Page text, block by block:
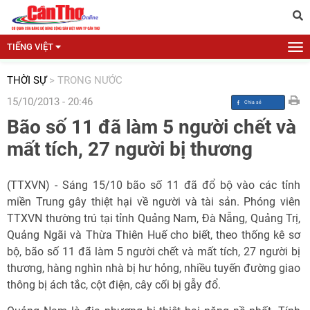
TIẾNG VIỆT
THỜI SỰ > TRONG NƯỚC
15/10/2013 - 20:46
Bão số 11 đã làm 5 người chết và
mất tích, 27 người bị thương
(TTXVN) - Sáng 15/10 bão số 11 đã đổ bộ vào các tỉnh
miền Trung gây thiệt hại về người và tài sản. Phóng viên
TTXVN thường trú tại tỉnh Quảng Nam, Đà Nẵng, Quảng Trị,
Quảng Ngãi và Thừa Thiên Huế cho biết, theo thống kê sơ
bộ, bão số 11 đã làm 5 người chết và mất tích, 27 người bị
thương, hàng nghìn nhà bị hư hỏng, nhiều tuyến đường giao
thông bị ách tắc, cột điện, cây cối bị gẫy đổ.